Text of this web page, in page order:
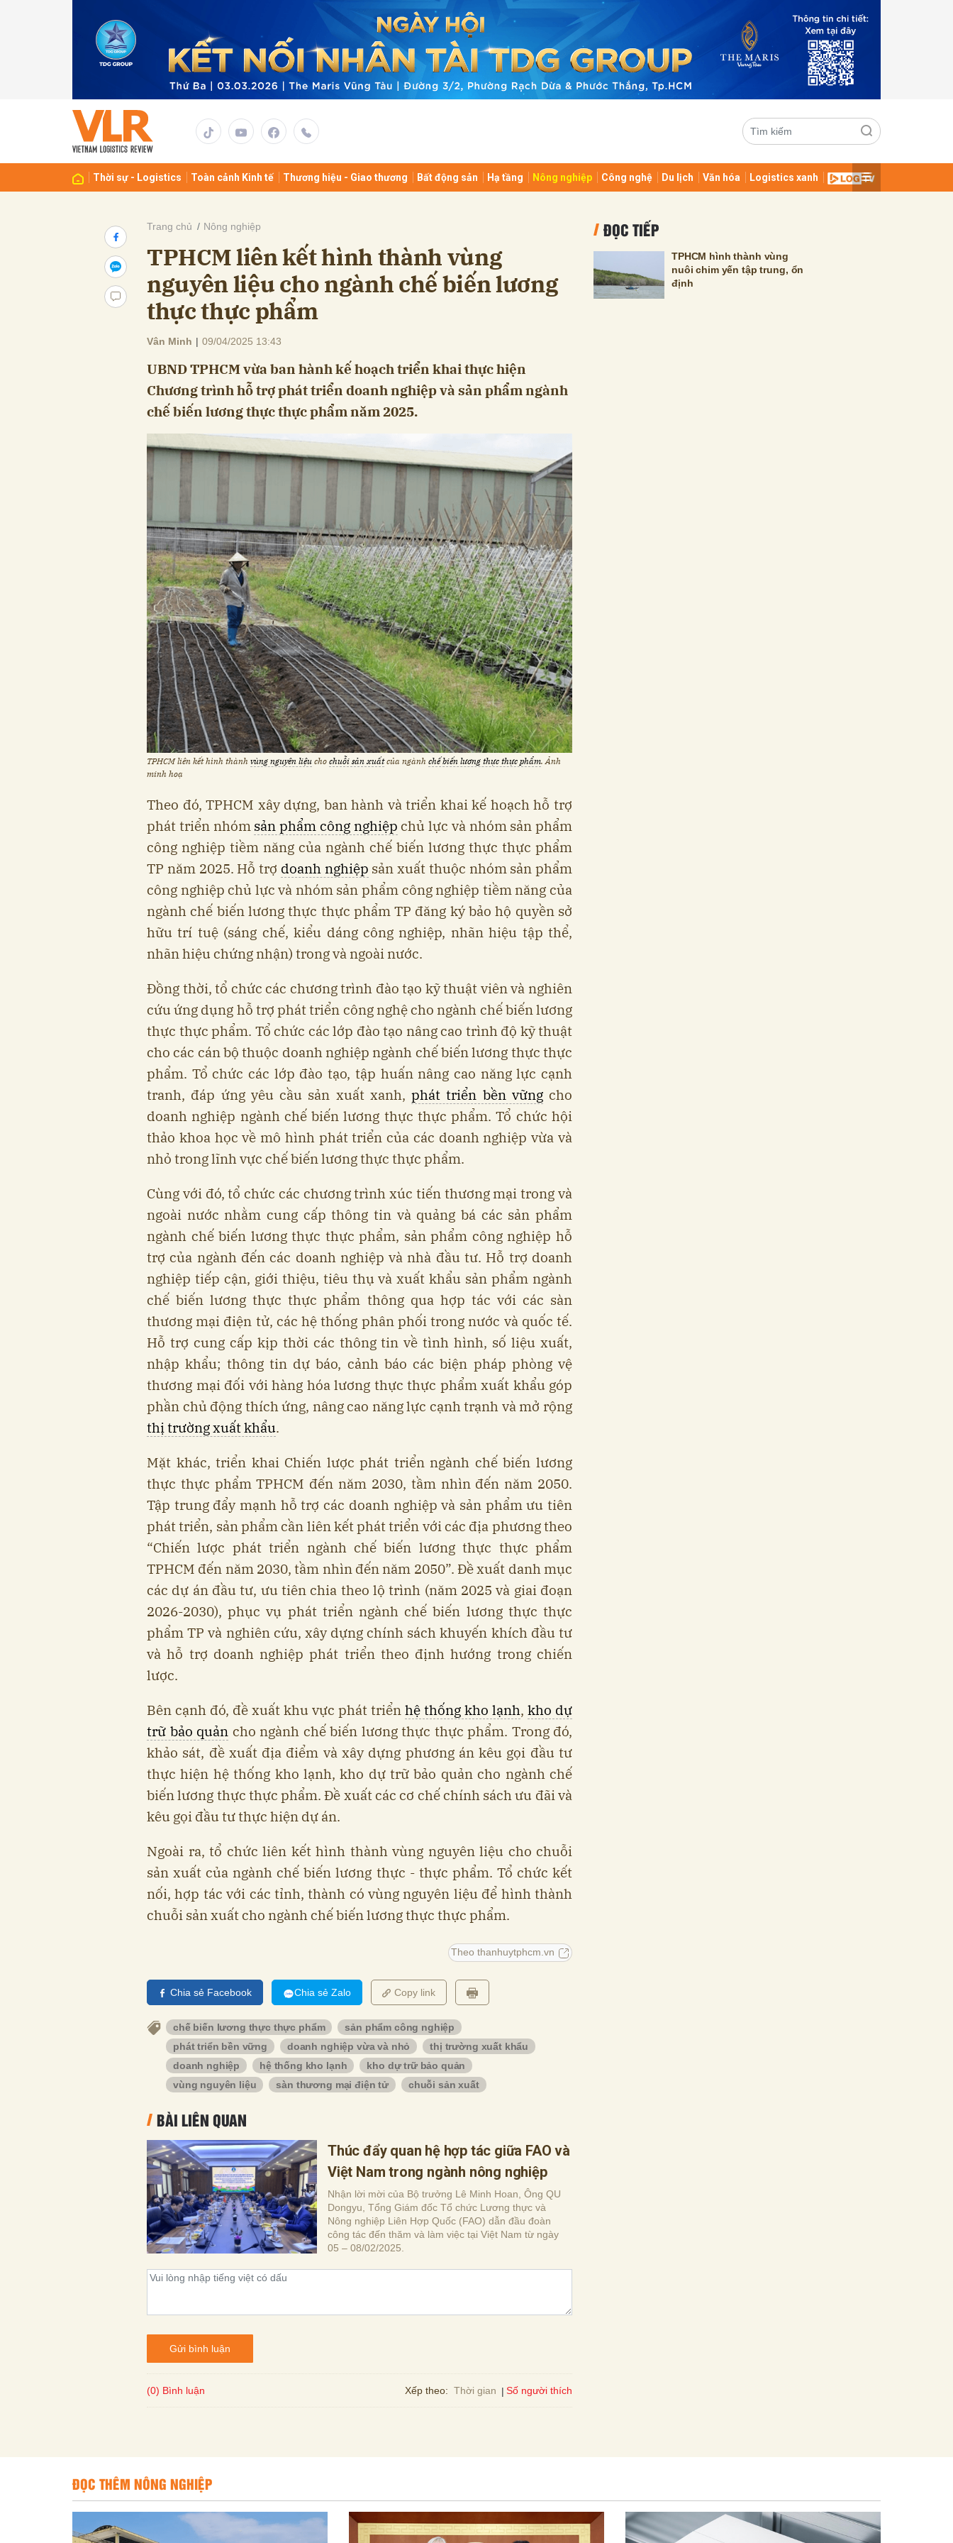
Thời sự - Logistics Toàn cảnh Kinh tế Thương hiệu - Giao thương Bất động sản Hạ tầng Nông nghiệp Công nghệ Du lịch Văn hóa Logistics xanh
Trang chủ Nông nghiệp
TPHCM liên kết hình thành vùng
nguyên liệu cho ngành chế biến lương
thực thực phẩm
Vân Minh | 09/04/2025 13:43
UBND TPHCM vừa ban hành kế hoạch triển khai thực hiện
Chương trình hỗ trợ phát triển doanh nghiệp và sản phẩm ngành
chế biến lương thực thực phẩm năm 2025.
TPHCM liên kết hình thành vùng nguyên liệu cho chuỗi sản xuấtcủa ngành chế biến lương thực thực phẩm. Ảnh
minh hoạ
Theo đó, TPHCM xây dựng, ban hành và triển khai kế hoạch hỗ trợ
phát triển nhóm sản phẩm công nghiệp chủ lực và nhóm sản phẩm
công nghiệp tiềm năng của ngành chế biến lương thực thực phẩm
TP năm 2025. Hỗ trợ doanh nghiệp sản xuất thuộc nhóm sản phẩm
công nghiệp chủ lực và nhóm sản phẩm công nghiệp tiềm năng của
ngành chế biến lương thực thực phẩm TP đăng ký bảo hộ quyền sở
hữu trí tuệ (sáng chế, kiểu dáng công nghiệp, nhãn hiệu tập thể,
nhãn hiệu chứng nhận) trong và ngoài nước.
Đồng thời, tổ chức các chương trình đào tạo kỹ thuật viên và nghiên
cứu ứng dụng hỗ trợ phát triển công nghệ cho ngành chế biến lương
thực thực phẩm. Tổ chức các lớp đào tạo nâng cao trình độ kỹ thuật
cho các cán bộ thuộc doanh nghiệp ngành chế biến lương thực thực
phẩm. Tổ chức các lớp đào tạo, tập huấn nâng cao năng lực cạnh
tranh, đáp ứng yêu cầu sản xuất xanh, phát triển bền vữngcho
doanh nghiệp ngành chế biến lương thực thực phẩm. Tổ chức hội
thảo khoa học về mô hình phát triển của các doanh nghiệp vừa và
nhỏ trong lĩnh vực chế biến lương thực thực phẩm.
Cùng với đó, tổ chức các chương trình xúc tiến thương mại trong và
ngoài nước nhằm cung cấp thông tin và quảng bá các sản phẩm
ngành chế biến lương thực thực phẩm, sản phẩm công nghiệp hỗ
trợ của ngành đến các doanh nghiệp và nhà đầu tư. Hỗ trợ doanh
nghiệp tiếp cận, giới thiệu, tiêu thụ và xuất khẩu sản phẩm ngành
chế biến lương thực thực phẩm thông qua hợp tác với các sàn
thương mại điện tử, các hệ thống phân phối trong nước và quốc tế.
Hỗ trợ cung cấp kịp thời các thông tin về tình hình, số liệu xuất,
nhập khẩu; thông tin dự báo, cảnh báo các biện pháp phòng vệ
thương mại đối với hàng hóa lương thực thực phẩm xuất khẩu góp
phần chủ động thích ứng, nâng cao năng lực cạnh trạnh và mở rộng
thị trường xuất khẩu.
Mặt khác, triển khai Chiến lược phát triển ngành chế biến lương
thực thực phẩm TPHCM đến năm 2030, tầm nhìn đến năm 2050.
Tập trung đẩy mạnh hỗ trợ các doanh nghiệp và sản phẩm ưu tiên
phát triển, sản phẩm cần liên kết phát triển với các địa phương theo
“Chiến lược phát triển ngành chế biến lương thực thực phẩm
TPHCM đến năm 2030, tầm nhìn đến năm 2050”. Đề xuất danh mục
các dự án đầu tư, ưu tiên chia theo lộ trình (năm 2025 và giai đoạn
2026-2030), phục vụ phát triển ngành chế biến lương thực thực
phẩm TP và nghiên cứu, xây dựng chính sách khuyến khích đầu tư
và hỗ trợ doanh nghiệp phát triển theo định hướng trong chiến
lược.
Bên cạnh đó, đề xuất khu vực phát triển hệ thống kho lạnh, kho dự
trữ bảo quản cho ngành chế biến lương thực thực phẩm. Trong đó,
khảo sát, đề xuất địa điểm và xây dựng phương án kêu gọi đầu tư
thực hiện hệ thống kho lạnh, kho dự trữ bảo quản cho ngành chế
biến lương thực thực phẩm. Đề xuất các cơ chế chính sách ưu đãi và
kêu gọi đầu tư thực hiện dự án.
Ngoài ra, tổ chức liên kết hình thành vùng nguyên liệu cho chuỗi
sản xuất của ngành chế biến lương thực - thực phẩm. Tổ chức kết
nối, hợp tác với các tỉnh, thành có vùng nguyên liệu để hình thành
chuỗi sản xuất cho ngành chế biến lương thực thực phẩm.
Theo thanhuytphcm.vn
Chia sẻ Facebook Chia sẻ Zalo Copy link
chế biến lương thực thực phẩm
sản phẩm công nghiệp
phát triển bền vững
doanh nghiệp vừa và nhỏ
thị trường xuất khẩu
doanh nghiệp
hệ thống kho lạnh
kho dự trữ bảo quản
vùng nguyên liệu
sàn thương mại điện tử chuỗi sản xuất
BÀI LIÊN QUAN
Thúc đẩy quan hệ hợp tác giữa FAO và
Việt Nam trong ngành nông nghiệp
Nhận lời mời của Bộ trưởng Lê Minh Hoan, Ông QU
Dongyu, Tổng Giám đốc Tổ chức Lương thực và
Nông nghiệp Liên Hợp Quốc (FAO) dẫn đầu đoàn
công tác đến thăm và làm việc tại Việt Nam từ ngày
05 – 08/02/2025.
Gửi bình luận
(0) Bình luận Xếp theo: Thời gian Số người thích
ĐỌC TIẾP
TPHCM hình thành vùng
nuôi chim yến tập trung, ổn
định
ĐỌC THÊM NÔNG NGHIỆP
Gửi bình luận